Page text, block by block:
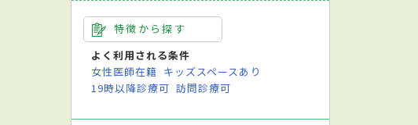
特徴から探す
よく利用される条件
女性医師在籍 キッズスペースあり
19時以降診療可 訪問診療可